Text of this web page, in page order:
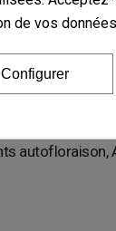
un
un partenariat
en termes de
de vos
Configurer